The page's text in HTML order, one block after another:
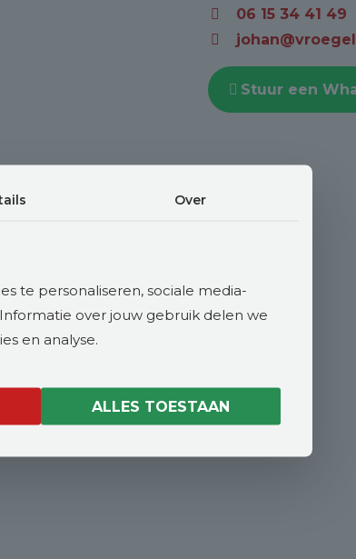
06 15 34 41 49
Stuur een
Over
te personaliseren, sociale media-
over jouw gebruik delen we
en analyse.
ALLES TOESTAAN